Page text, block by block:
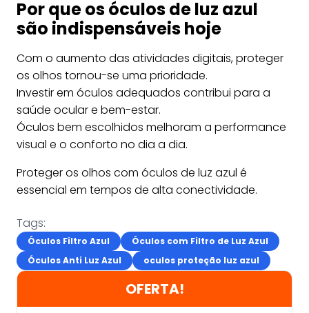
Por que os óculos de luz azul
são indispensáveis hoje
Com o aumento das atividades digitais, proteger
os olhos tornou-se uma prioridade.
Investir em óculos adequados contribui para a
saúde ocular e bem-estar.
Óculos bem escolhidos melhoram a performance
visual e o conforto no dia a dia.
Proteger os olhos com óculos de luz azul é
essencial em tempos de alta conectividade.
Tags:
Óculos Filtro Azul
Óculos com Filtro de Luz Azul
Óculos Anti Luz Azul
oculos proteção luz azul
OFERTA!